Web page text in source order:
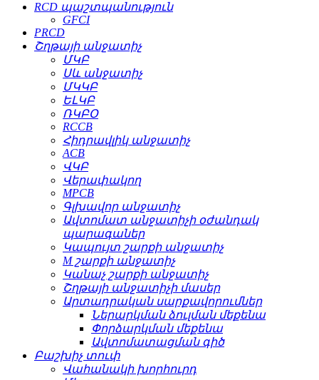
RCD պաշտպանություն
GFCI
PRCD
Շղթայի անջատիչ
ՄԿԲ
Սև անջատիչ
ՄԿԿԲ
ԵԼԿԲ
ՌԿԲՕ
RCCB
Հիդրավլիկ անջատիչ
ACB
ՎԿԲ
Վերափակող
MPCB
Գլխավոր անջատիչ
Ավտոմատ անջատիչի օժանդակ
պարագաներ
Կապույտ շարքի անջատիչ
M շարքի անջատիչ
Կանաչ շարքի անջատիչ
Շղթայի անջատիչի մասեր
Արտադրական սարքավորումներ
Ներարկման ձուլման մեքենա
Փորձարկման մեքենա
Ավտոմատացման գիծ
Բաշխիչ տուփ
Վահանակի խորհուրդ